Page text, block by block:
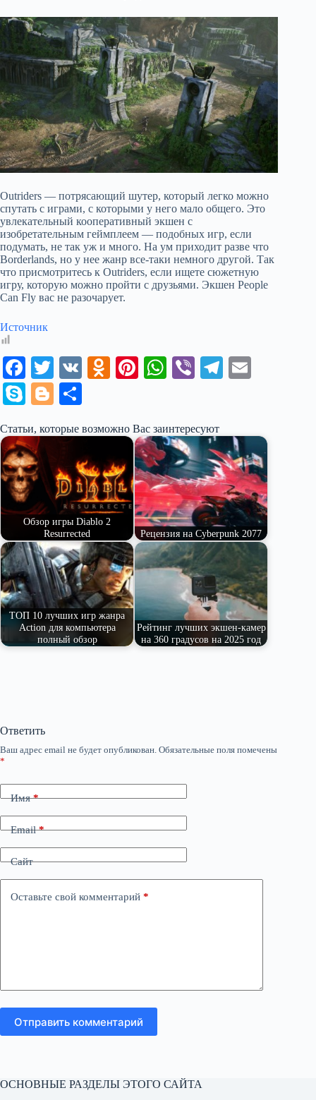
Outriders — потрясающий шутер, который легко можно
спутать с играми, с которыми у него мало общего. Это
увлекательный кооперативный экшен с
изобретательным геймплеем — подобных игр, если
подумать, не так уж и много. На ум приходит разве что
Borderlands, но у нее жанр все-таки немного другой. Так
что присмотритесь к Outriders, если ищете сюжетную
игру, которую можно пройти с друзьями. Экшен People
Can Fly вас не разочарует.
Источник
Fa
ce
bo
ok
T
wi
tte
r
V
O
la
ss
ni
ki
Pi
es
t
W
A
pp
Vi
Te
a
m
S
pe
Bl
ge
r
ра
ви
ть
Статьи, которые возможно Вас заинтересуют
Обзор игры Diablo 2
Resurrected
Рецензия на Cyberpunk 2077
ТОП 10 лучших игр жанра
Action для компьютера
полный обзор
Рейтинг лучших экшен-камер
на 360 градусов на 2025 год
Ответить
Ваш адрес email не будет опубликован. Обязательные поля помечены
*
Имя*
Email*
Сайт
Оставьте свой комментарий *
Отправить комментарий
ОСНОВНЫЕ РАЗДЕЛЫ ЭТОГО САЙТА